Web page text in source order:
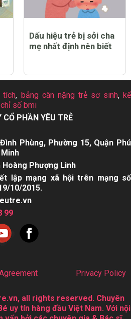
Dấu hiệu trẻ bị sởi cha
mẹ nhất định nên biết
tích, bảng cân nặng trẻ sơ sinh,kể
chỉ số bmi
CỔ PHẦN YÊU TRẺ
Phùng, Phường 15, Quận Phú
Hoàng Phượng Linh
lập mạng xã hội trên mạng số
10/2015.
99
Privacy Policy
all rights reserved. Chuyên
uy tín hàng đầu Việt Nam. Với nội